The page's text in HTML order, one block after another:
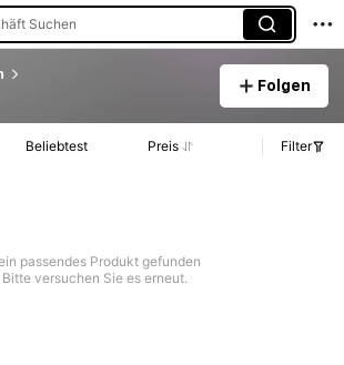
Suchen
Folgen
Beliebtest Preis Filter
passendes Produkt gefunden
Bitte versuchen Sie es erneut.